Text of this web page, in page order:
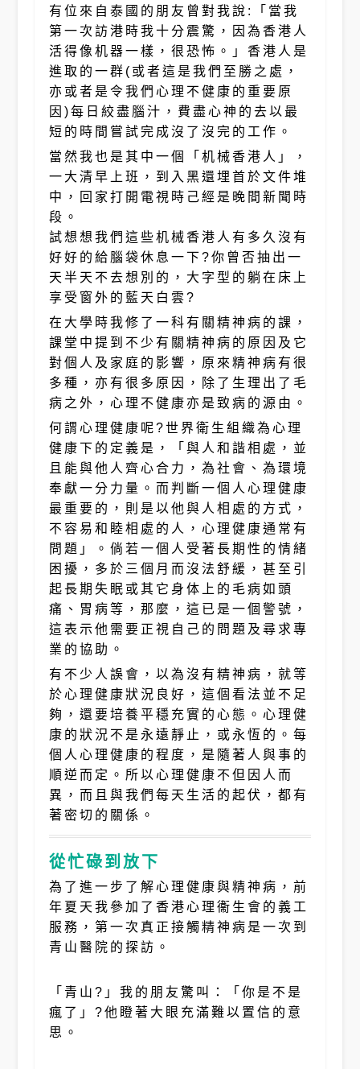
有位來自泰國的朋友曾對我說:「當我
第一次訪港時我十分震驚，因為香港人
活得像机器一樣，很恐怖。」香港人是
進取的一群(或者這是我們至勝之處，
亦或者是令我們心理不健康的重要原
因)每日絞盡腦汁，費盡心神的去以最
短的時間嘗試完成沒了沒完的工作。
當然我也是其中一個「机械香港人」，
一大清早上班，到入黑還埋首於文件堆
中，回家打開電視時己經是晚間新聞時
段。
試想想我們這些机械香港人有多久沒有
好好的給腦袋休息一下?你曾否抽出一
天半天不去想別的，大字型的躺在床上
享受窗外的藍天白雲?
在大學時我修了一科有關精神病的課，
課堂中提到不少有關精神病的原因及它
對個人及家庭的影響，原來精神病有很
多種，亦有很多原因，除了生理出了毛
病之外，心理不健康亦是致病的源由。
何謂心理健康呢?世界衛生組織為心理
健康下的定義是，「與人和諧相處，並
且能與他人齊心合力，為社會、為環境
奉獻一分力量。而判斷一個人心理健康
最重要的，則是以他與人相處的方式，
不容易和睦相處的人，心理健康通常有
問題」。倘若一個人受著長期性的情緒
困擾，多於三個月而沒法舒緩，甚至引
起長期失眠或其它身体上的毛病如頭
痛、胃病等，那麼，這已是一個警號，
這表示他需要正視自己的問題及尋求專
業的協助。
有不少人誤會，以為沒有精神病，就等
於心理健康狀況良好，這個看法並不足
夠，還要培養平穩充實的心態。心理健
康的狀況不是永遠靜止，或永恆的。每
個人心理健康的程度，是隨著人與事的
順逆而定。所以心理健康不但因人而
異，而且與我們每天生活的起伏，都有
著密切的關係。
從忙碌到放下
為了進一步了解心理健康與精神病，前
年夏天我參加了香港心理衞生會的義工
服務，第一次真正接觸精神病是一次到
青山醫院的探訪。
「青山?」我的朋友驚叫：「你是不是
瘋了」?他瞪著大眼充滿難以置信的意
思。